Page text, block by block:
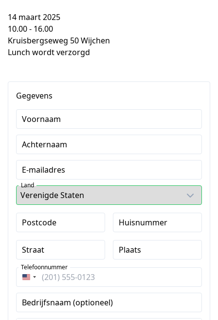
14 maart 2025
10.00 - 16.00
Kruisbergseweg 50 Wijchen
Lunch wordt verzorgd
Gegevens
Voornaam
Achternaam
E-mailadres
Land
Postcode Huisnummer
Straat Plaats
Verenigde
Staten
+1
Telefoonnummer
Bedrijfsnaam (optioneel)